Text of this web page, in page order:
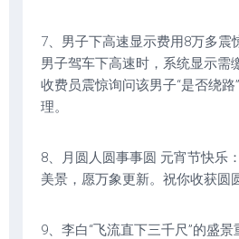
7、男子下高速显示费用8万多震
男子驾车下高速时，系统显示需
收费员震惊询问该男子“是否绕
理。
8、月圆人圆事事圆 元宵节快乐
美景，愿万象更新。祝你收获圆
9、李白“飞流直下三千尺”的盛